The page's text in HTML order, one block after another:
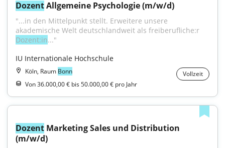
Dozent Allgemeine Psychologie (m/w/d)
"...in den Mittelpunkt stellt. Erweitere unsere
Dozent:in..."
IU Internationale Hochschule
Köln, Raum Bonn
Vollzeit
Von 36.000,00 € bis 50.000,00 € pro Jahr
Dozent Marketing Sales und Distribution
(m/w/d)